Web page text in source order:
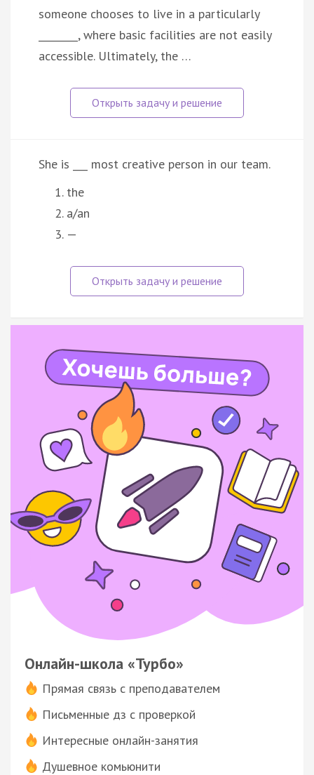
someone chooses to live in a particularly
________, where basic facilities are not easily
accessible. Ultimately, the …
She is ___ most creative person in our team.
the
a/an
—
Онлайн-школа «Турбо»
Прямая связь с преподавателем
Письменные дз с проверкой
Интересные онлайн-занятия
Душевное комьюнити